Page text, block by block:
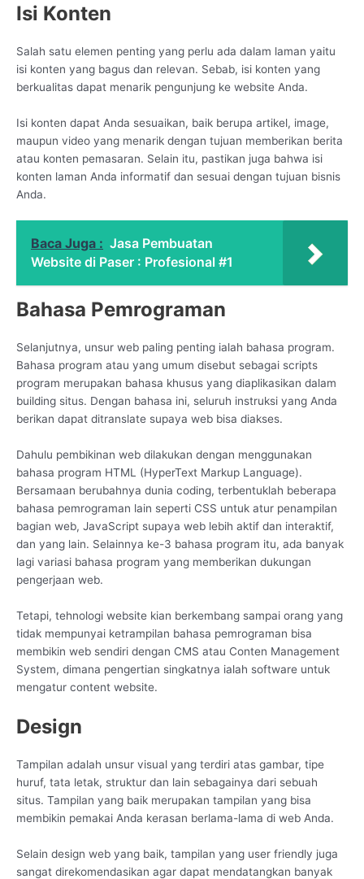
Isi Konten
Salah satu elemen penting yang perlu ada dalam laman yaitu
isi konten yang bagus dan relevan. Sebab, isi konten yang
berkualitas dapat menarik pengunjung ke website Anda.
Isi konten dapat Anda sesuaikan, baik berupa artikel, image,
maupun video yang menarik dengan tujuan memberikan berita
atau konten pemasaran. Selain itu, pastikan juga bahwa isi
konten laman Anda informatif dan sesuai dengan tujuan bisnis
Anda.
Baca Juga : Jasa Pembuatan
Website di Paser : Profesional #1
Bahasa Pemrograman
Selanjutnya, unsur web paling penting ialah bahasa program.
Bahasa program atau yang umum disebut sebagai scripts
program merupakan bahasa khusus yang diaplikasikan dalam
building situs. Dengan bahasa ini, seluruh instruksi yang Anda
berikan dapat ditranslate supaya web bisa diakses.
Dahulu pembikinan web dilakukan dengan menggunakan
bahasa program HTML (HyperText Markup Language).
Bersamaan berubahnya dunia coding, terbentuklah beberapa
bahasa pemrograman lain seperti CSS untuk atur penampilan
bagian web, JavaScript supaya web lebih aktif dan interaktif,
dan yang lain. Selainnya ke-3 bahasa program itu, ada banyak
lagi variasi bahasa program yang memberikan dukungan
pengerjaan web.
Tetapi, tehnologi website kian berkembang sampai orang yang
tidak mempunyai ketrampilan bahasa pemrograman bisa
membikin web sendiri dengan CMS atau Conten Management
System, dimana pengertian singkatnya ialah software untuk
mengatur content website.
Design
Tampilan adalah unsur visual yang terdiri atas gambar, tipe
huruf, tata letak, struktur dan lain sebagainya dari sebuah
situs. Tampilan yang baik merupakan tampilan yang bisa
membikin pemakai Anda kerasan berlama-lama di web Anda.
Selain design web yang baik, tampilan yang user friendly juga
sangat direkomendasikan agar dapat mendatangkan banyak